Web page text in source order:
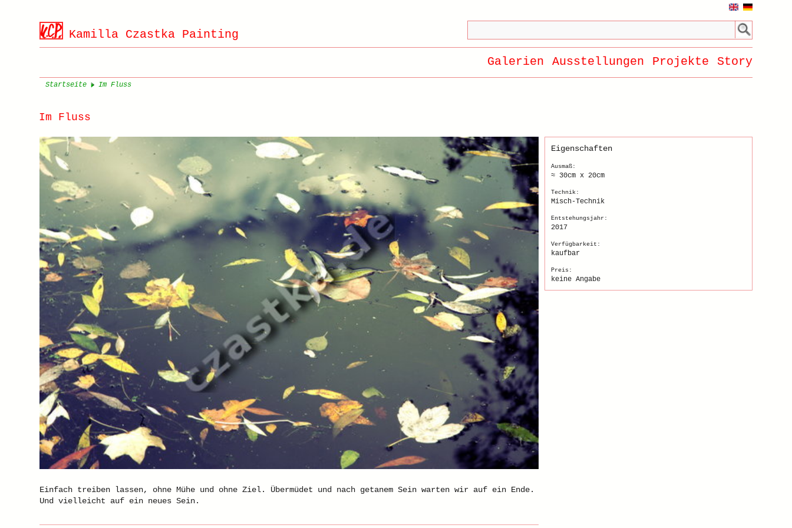
Kamilla Czastka Painting
Story
Projekte
Ausstellungen
Galerien
Startseite Im Fluss
Im Fluss
Einfach treiben lassen, ohne Mühe und ohne Ziel. Übermüdet und nach getanem Sein warten wir auf ein Ende.
Und vielleicht auf ein neues Sein.
Eigenschaften
Ausmaß:
≈ 30cm x 20cm
Technik:
Misch-Technik
Entstehungsjahr:
2017
Verfügbarkeit:
kaufbar
Preis:
keine Angabe